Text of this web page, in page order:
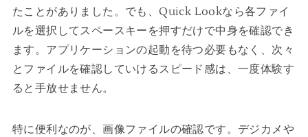
たことがありました。でも、Quick Lookなら各ファイ
ルを選択してスペースキーを押すだけで中身を確認でき
ます。アプリケーションの起動を待つ必要もなく、次々
とファイルを確認していけるスピード感は、一度体験す
ると手放せません。
特に便利なのが、画像ファイルの確認です。デジカメや